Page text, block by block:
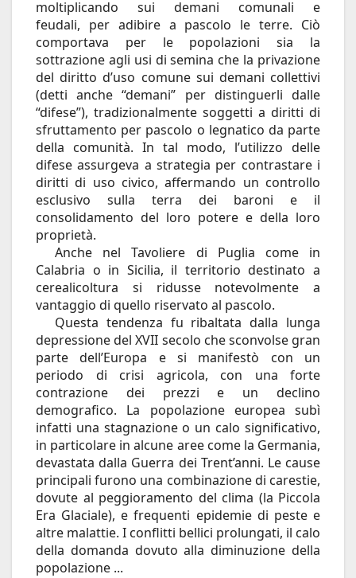
moltiplicando sui demani comunali e
feudali, per adibire a pascolo le terre. Ciò
comportava per le popolazioni sia la
sottrazione agli usi di semina che la privazione
del diritto d’uso comune sui demani collettivi
(detti anche “demani” per distinguerli dalle
“difese”), tradizionalmente soggetti a diritti di
sfruttamento per pascolo o legnatico da parte
della comunità. In tal modo, l’utilizzo delle
difese assurgeva a strategia per contrastare i
diritti di uso civico, affermando un controllo
esclusivo sulla terra dei baroni e il
consolidamento del loro potere e della loro
proprietà.
Anche nel Tavoliere di Puglia come in
Calabria o in Sicilia, il territorio destinato a
cerealicoltura si ridusse notevolmente a
vantaggio di quello riservato al pascolo.
Questa tendenza fu ribaltata dalla lunga
depressione del XVII secolo che sconvolse gran
parte dell’Europa e si manifestò con un
periodo di crisi agricola, con una forte
contrazione dei prezzi e un declino
demografico. La popolazione europea subì
infatti una stagnazione o un calo significativo,
in particolare in alcune aree come la Germania,
devastata dalla Guerra dei Trent’anni. Le cause
principali furono una combinazione di carestie,
dovute al peggioramento del clima (la Piccola
Era Glaciale), e frequenti epidemie di peste e
altre malattie. I conflitti bellici prolungati, il calo
della domanda dovuto alla diminuzione della
popolazione ...